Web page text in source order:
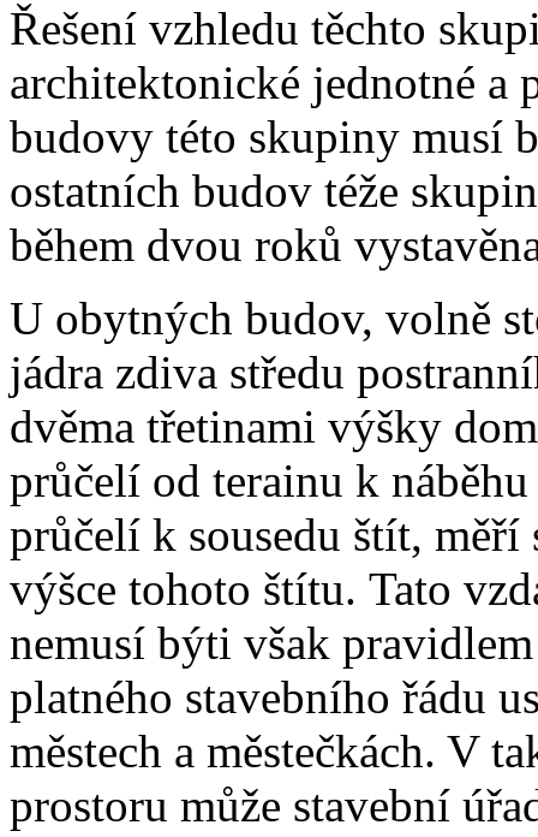
Řešení vzhledu těchto
architektonické jednotné a
budovy této skupiny musí
ostatních budov téže
během dvou roků
U obytných budov, volně
jádra zdiva středu
dvěma třetinami výšky
průčelí od terainu k
průčelí k sousedu štít, měří
výšce tohoto štítu. Tato
nemusí býti však
platného stavebního řádu
městech a městečkách. V
prostoru může stavební